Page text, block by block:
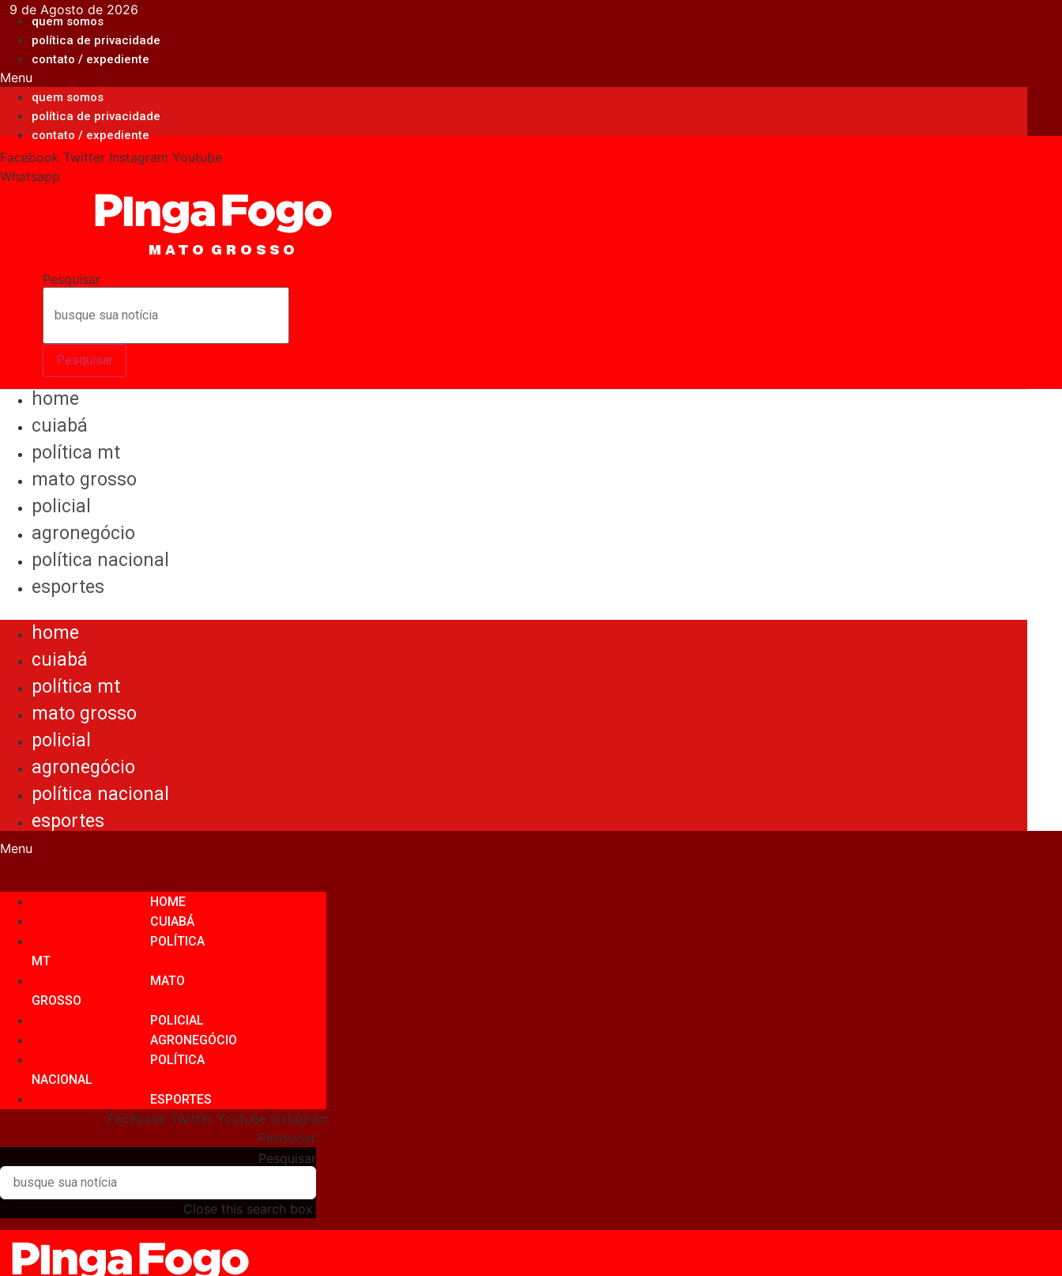
para
conteúdo
9 de Agosto de 2026
quem somos
política de privacidade
contato / expediente
Menu
quem somos
política de privacidade
contato / expediente
Facebook Twitter Instagram Youtube
Whatsapp
Pesquisar
Pesquisar
home
cuiabá
política mt
mato grosso
policial
agronegócio
política nacional
esportes
home
cuiabá
política mt
mato grosso
policial
agronegócio
política nacional
esportes
Menu
HOME
CUIABÁ
POLÍTICA
MT
MATO
GROSSO
POLICIAL
AGRONEGÓCIO
POLÍTICA
NACIONAL
ESPORTES
Facebook Twitter Youtube Instagram
Pesquisar
Pesquisar
Close this search box.